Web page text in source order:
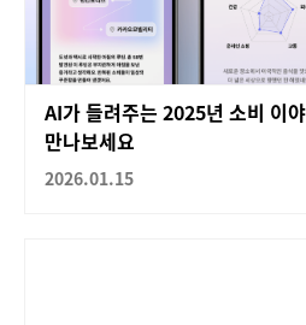
AI가 들려주는 2025년 소비 이
만나보세요
2026.01.15